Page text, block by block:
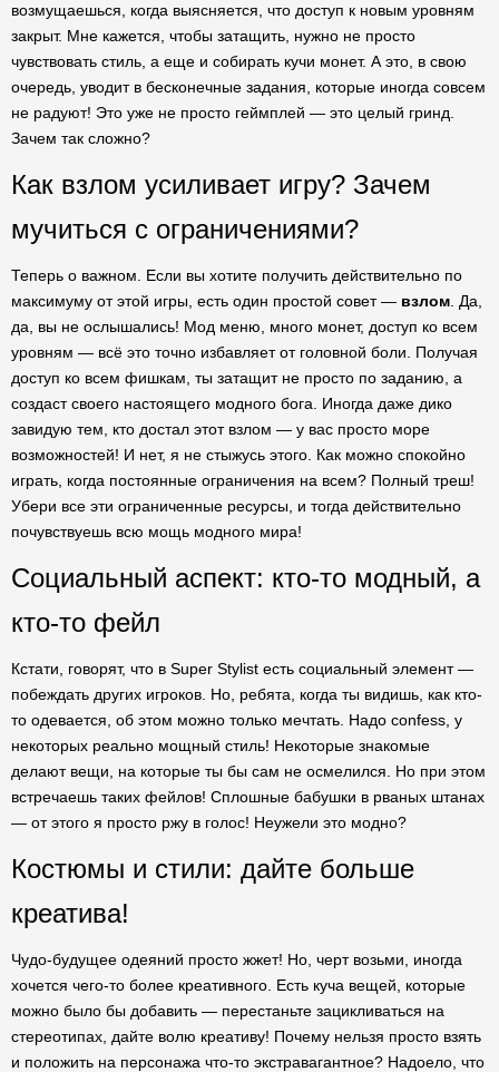
возмущаешься, когда выясняется, что доступ к новым уровням
закрыт. Мне кажется, чтобы затащить, нужно не просто
чувствовать стиль, а еще и собирать кучи монет. А это, в свою
очередь, уводит в бесконечные задания, которые иногда совсем
не радуют! Это уже не просто геймплей — это целый гринд.
Зачем так сложно?
Как взлом усиливает игру? Зачем
мучиться с ограничениями?
Теперь о важном. Если вы хотите получить действительно по
максимуму от этой игры, есть один простой совет — взлом . Да,
да, вы не ослышались! Мод меню, много монет, доступ ко всем
уровням — всё это точно избавляет от головной боли. Получая
доступ ко всем фишкам, ты затащит не просто по заданию, а
создаст своего настоящего модного бога. Иногда даже дико
завидую тем, кто достал этот взлом — у вас просто море
возможностей! И нет, я не стыжусь этого. Как можно спокойно
играть, когда постоянные ограничения на всем? Полный треш!
Убери все эти ограниченные ресурсы, и тогда действительно
почувствуешь всю мощь модного мира!
Социальный аспект: кто-то модный, а
кто-то фейл
Кстати, говорят, что в Super Stylist есть социальный элемент —
побеждать других игроков. Но, ребята, когда ты видишь, как кто-
то одевается, об этом можно только мечтать. Надо confess, у
некоторых реально мощный стиль! Некоторые знакомые
делают вещи, на которые ты бы сам не осмелился. Но при этом
встречаешь таких фейлов! Сплошные бабушки в рваных штанах
— от этого я просто ржу в голос! Неужели это модно?
Костюмы и стили: дайте больше
креатива!
Чудо-будущее одеяний просто жжет! Но, черт возьми, иногда
хочется чего-то более креативного. Есть куча вещей, которые
можно было бы добавить — перестаньте зацикливаться на
стереотипах, дайте волю креативу! Почему нельзя просто взять
и положить на персонажа что-то экстравагантное? Надоело, что